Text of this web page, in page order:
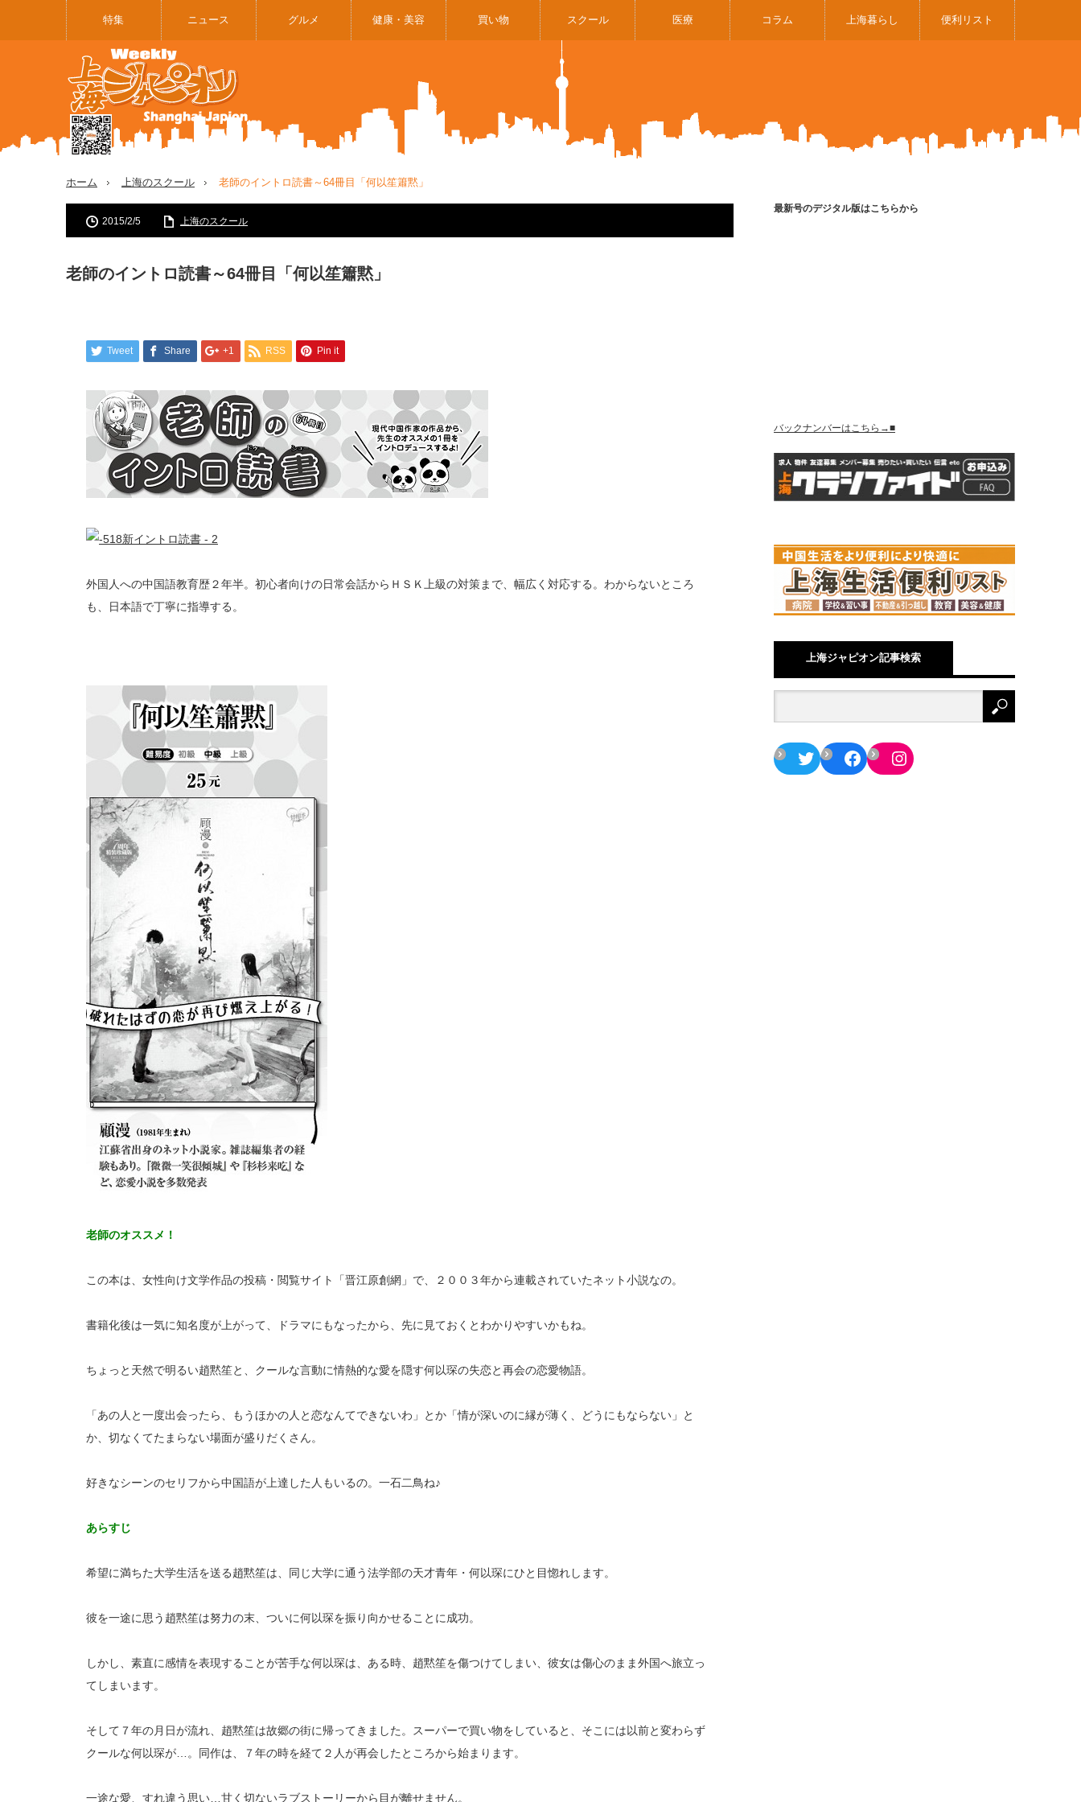
特集 ニュース グルメ 健康・美容 買い物 スクール 医療 コラム 上海暮らし 便利リスト
ホーム 上海のスクール 老師のイントロ読書～64冊目「何以笙簫黙」
2015/2/5 上海のスクール
老師のイントロ読書～64冊目「何以笙簫黙」
Tweet Share +1 RSS Pin it
外国人への中国語教育歴２年半。初心者向けの日常会話からＨＳＫ上級の対策まで、幅広く対応する。わからないところ
も、日本語で丁寧に指導する。
老師のオススメ！
この本は、女性向け文学作品の投稿・閲覧サイト「晋江原創網」で、２００３年から連載されていたネット小説なの。
書籍化後は一気に知名度が上がって、ドラマにもなったから、先に見ておくとわかりやすいかもね。
ちょっと天然で明るい趙黙笙と、クールな言動に情熱的な愛を隠す何以琛の失恋と再会の恋愛物語。
「あの人と一度出会ったら、もうほかの人と恋なんてできないわ」とか「情が深いのに縁が薄く、どうにもならない」と
か、切なくてたまらない場面が盛りだくさん。
好きなシーンのセリフから中国語が上達した人もいるの。一石二鳥ね♪
あらすじ
希望に満ちた大学生活を送る趙黙笙は、同じ大学に通う法学部の天才青年・何以琛にひと目惚れします。
彼を一途に思う趙黙笙は努力の末、ついに何以琛を振り向かせることに成功。
しかし、素直に感情を表現することが苦手な何以琛は、ある時、趙黙笙を傷つけてしまい、彼女は傷心のまま外国へ旅立っ
てしまいます。
そして７年の月日が流れ、趙黙笙は故郷の街に帰ってきました。スーパーで買い物をしていると、そこには以前と変わらず
クールな何以琛が…。同作は、７年の時を経て２人が再会したところから始まります。
一途な愛、すれ違う思い…甘く切ないラブストーリーから目が離せません。
最新号のデジタル版はこちらから
バックナンバーはこちら→■
上海ジャピオン記事検索
TwitterFacebookInstagram